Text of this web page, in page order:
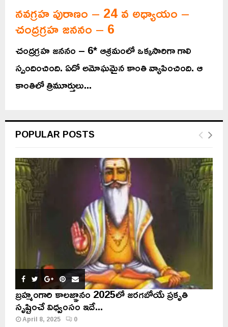
నవగ్రహ పురాణం – 24 వ అధ్యాయం –
చంద్రగ్రహ జననం – 6
చంద్రగ్రహ జననం – 6* ఆశ్రమంలో ఒక్కసారిగా గాలి
స్పందించింది. ఏదో అమోఘమైన కాంతి వ్యాపించింది. ఆ
కాంతిలో త్రిమూర్తులు...
POPULAR POSTS
బ్రహ్మంగారి కాలజ్ఞానం 2025లో జరగబోయే ప్రకృతి
సృష్టించే విధ్వంసం ఇదే...
April 8, 2025 0